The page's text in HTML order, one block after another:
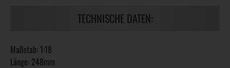
TECHNISCHE DATEN:
Maßstab: 1:18
Länge: 248mm